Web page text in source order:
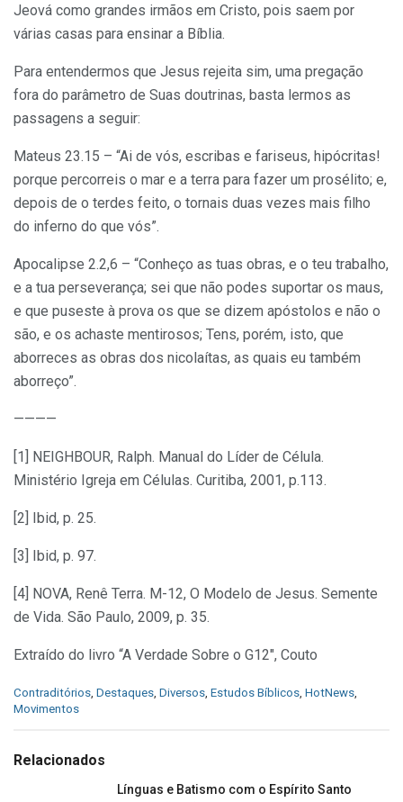
Jeová como grandes irmãos em Cristo, pois saem por
várias casas para ensinar a Bíblia.
Para entendermos que Jesus rejeita sim, uma pregação
fora do parâmetro de Suas doutrinas, basta lermos as
passagens a seguir:
Mateus 23.15 – “Ai de vós, escribas e fariseus, hipócritas!
porque percorreis o mar e a terra para fazer um prosélito; e,
depois de o terdes feito, o tornais duas vezes mais filho
do inferno do que vós”.
Apocalipse 2.2,6 – “Conheço as tuas obras, e o teu trabalho,
e a tua perseverança; sei que não podes suportar os maus,
e que puseste à prova os que se dizem apóstolos e não o
são, e os achaste mentirosos; Tens, porém, isto, que
aborreces as obras dos nicolaítas, as quais eu também
aborreço”.
————
[1] NEIGHBOUR, Ralph. Manual do Líder de Célula.
Ministério Igreja em Células. Curitiba, 2001, p.113.
[2] Ibid, p. 25.
[3] Ibid, p. 97.
[4] NOVA, Renê Terra. M-12, O Modelo de Jesus. Semente
de Vida. São Paulo, 2009, p. 35.
Extraído do livro “A Verdade Sobre o G12″, Couto
C
a
g
Contraditórios Destaques Diversos Estudos Bíblicos HotNews
Movimentos
Relacionados
Línguas e Batismo com o Espírito Santo